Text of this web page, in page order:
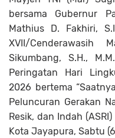
bersama Gubernur
Mathius D. Fakhiri,
XVII/Cenderawasih
Sikumbang, S.H.,
Peringatan Hari
2026 bertema
Peluncuran Gerakan
Resik, dan Indah
Kota Jayapura, Sabtu